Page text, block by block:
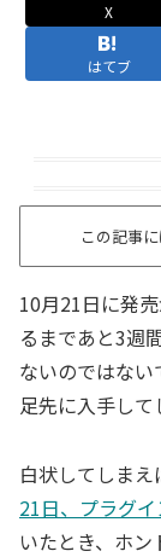
X
はてブ
この記事
10月21日に発
るまであと3週
ないのではない
足先に入手して
白状してしま
21日、プラグ
いたとき、ホ